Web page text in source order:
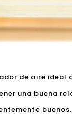
de aire ideal
una buena
buenos.